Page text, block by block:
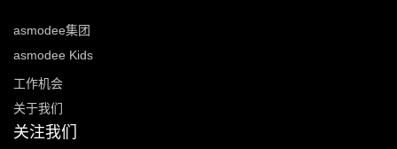
asmodee集团
asmodee Kids
工作机会
关于我们
关注我们